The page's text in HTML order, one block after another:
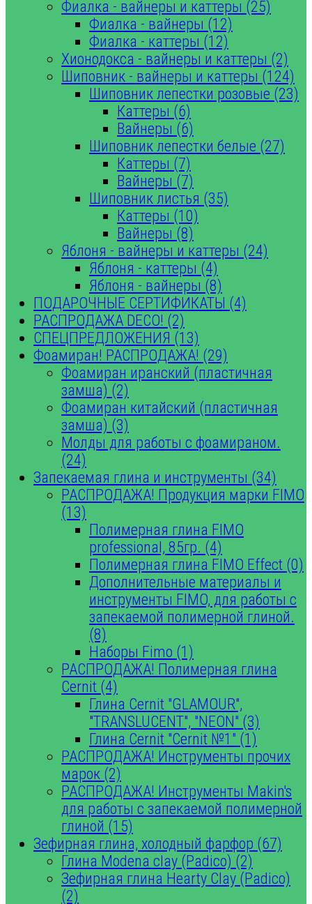
Фиалка - вайнеры и каттеры (25)
Фиалка - вайнеры (12)
Фиалка - каттеры (12)
Хионодокса - вайнеры и каттеры (2)
Шиповник - вайнеры и каттеры (124)
Шиповник лепестки розовые (23)
Каттеры (6)
Вайнеры (6)
Шиповник лепестки белые (27)
Каттеры (7)
Вайнеры (7)
Шиповник листья (35)
Каттеры (10)
Вайнеры (8)
Яблоня - вайнеры и каттеры (24)
Яблоня - каттеры (4)
Яблоня - вайнеры (8)
ПОДАРОЧНЫЕ СЕРТИФИКАТЫ (4)
РАСПРОДАЖА DECO! (2)
СПЕЦПРЕДЛОЖЕНИЯ (13)
Фоамиран! РАСПРОДАЖА! (29)
Фоамиран иранский (пластичная
замша) (2)
Фоамиран китайский (пластичная
замша) (3)
Молды для работы с фоамираном.
(24)
Запекаемая глина и инструменты (34)
РАСПРОДАЖА! Продукция марки FIMO
(13)
Полимерная глина FIMO
professional, 85гр. (4)
Полимерная глина FIMO Effect (0)
Дополнительные материалы и
инструменты FIMO, для работы с
запекаемой полимерной глиной.
(8)
Наборы Fimo (1)
РАСПРОДАЖА! Полимерная глина
Cernit (4)
Глина Cernit "GLAMOUR",
"TRANSLUCENT", "NEON" (3)
Глина Cernit "Cernit №1" (1)
РАСПРОДАЖА! Инструменты прочих
марок (2)
РАСПРОДАЖА! Инструменты Makin's
для работы с запекаемой полимерной
глиной (15)
Зефирная глина, холодный фарфор (67)
Глина Modena clay (Padico) (2)
Зефирная глина Hearty Clay (Padico)
(2)